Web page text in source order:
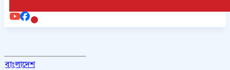
বাংলাদেশ